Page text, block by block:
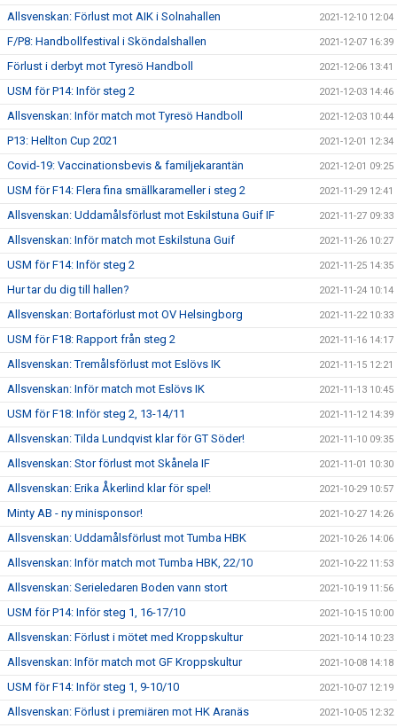
Allsvenskan: Förlust mot AIK i Solnahallen 2021-12-10 12:04
F/P8: Handbollfestival i Sköndalshallen 2021-12-07 16:39
Förlust i derbyt mot Tyresö Handboll 2021-12-06 13:41
USM för P14: Inför steg 2 2021-12-03 14:46
Allsvenskan: Inför match mot Tyresö Handboll 2021-12-03 10:44
P13: Hellton Cup 2021 2021-12-01 12:34
Covid-19: Vaccinationsbevis & familjekarantän 2021-12-01 09:25
USM för F14: Flera fina smällkarameller i steg 2 2021-11-29 12:41
Allsvenskan: Uddamålsförlust mot Eskilstuna Guif IF 2021-11-27 09:33
Allsvenskan: Inför match mot Eskilstuna Guif 2021-11-26 10:27
USM för F14: Inför steg 2 2021-11-25 14:35
Hur tar du dig till hallen? 2021-11-24 10:14
Allsvenskan: Bortaförlust mot OV Helsingborg 2021-11-22 10:33
USM för F18: Rapport från steg 2 2021-11-16 14:17
Allsvenskan: Tremålsförlust mot Eslövs IK 2021-11-15 12:21
Allsvenskan: Inför match mot Eslövs IK 2021-11-13 10:45
USM för F18: Inför steg 2, 13-14/11 2021-11-12 14:39
Allsvenskan: Tilda Lundqvist klar för GT Söder! 2021-11-10 09:35
Allsvenskan: Stor förlust mot Skånela IF 2021-11-01 10:30
Allsvenskan: Erika Åkerlind klar för spel! 2021-10-29 10:57
Minty AB - ny minisponsor! 2021-10-27 14:26
Allsvenskan: Uddamålsförlust mot Tumba HBK 2021-10-26 14:06
Allsvenskan: Inför match mot Tumba HBK, 22/10 2021-10-22 11:53
Allsvenskan: Serieledaren Boden vann stort 2021-10-19 11:56
USM för P14: Inför steg 1, 16-17/10 2021-10-15 10:00
Allsvenskan: Förlust i mötet med Kroppskultur 2021-10-14 10:23
Allsvenskan: Inför match mot GF Kroppskultur 2021-10-08 14:18
USM för F14: Inför steg 1, 9-10/10 2021-10-07 12:19
Allsvenskan: Förlust i premiären mot HK Aranäs 2021-10-05 12:32